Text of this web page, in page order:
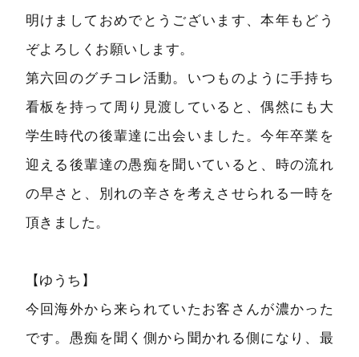
明けましておめでとうございます、本年もどう
ぞよろしくお願いします。
第六回のグチコレ活動。いつものように手持ち
看板を持って周り見渡していると、偶然にも大
学生時代の後輩達に出会いました。今年卒業を
迎える後輩達の愚痴を聞いていると、時の流れ
の早さと、別れの辛さを考えさせられる一時を
頂きました。
【ゆうち】
今回海外から来られていたお客さんが濃かった
です。愚痴を聞く側から聞かれる側になり、最